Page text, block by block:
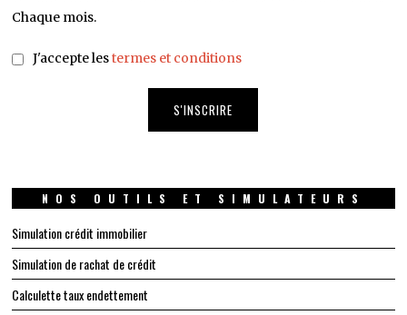
Chaque mois.
J'accepte lestermes et conditions
NOS OUTILS ET SIMULATEURS
Simulation crédit immobilier
Simulation de rachat de crédit
Calculette taux endettement